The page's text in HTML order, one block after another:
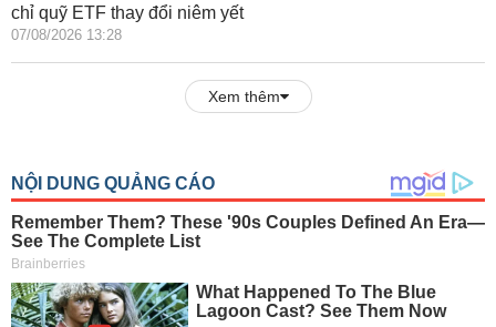
chỉ quỹ ETF thay đổi niêm yết
07/08/2026 13:28
Xem thêm